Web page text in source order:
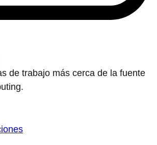
de trabajo más cerca de la fuente